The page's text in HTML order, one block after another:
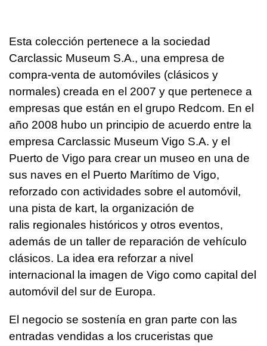
Esta colección pertenece a la sociedad
Carclassic Museum S.A., una empresa de
compra-venta de automóviles (clásicos y
normales) creada en el 2007 y que pertenece a
empresas que están en el grupo Redcom. En el
año 2008 hubo un principio de acuerdo entre la
empresa Carclassic Museum Vigo S.A. y el
Puerto de Vigo para crear un museo en una de
sus naves en el Puerto Marítimo de Vigo,
reforzado con actividades sobre el automóvil,
una pista de kart, la organización de
ralis regionales históricos y otros eventos,
además de un taller de reparación de vehículo
clásicos. La idea era reforzar a nivel
internacional la imagen de Vigo como capital del
automóvil del sur de Europa.
El negocio se sostenía en gran parte con las
entradas vendidas a los cruceristas que